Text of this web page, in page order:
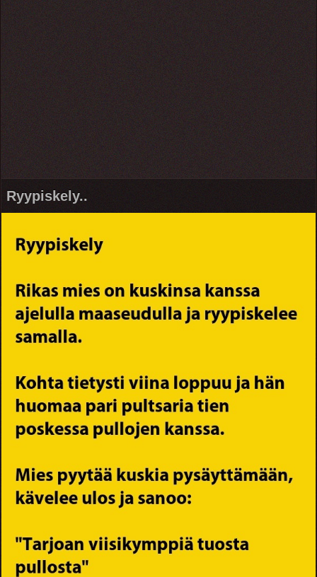
Ryypiskely..